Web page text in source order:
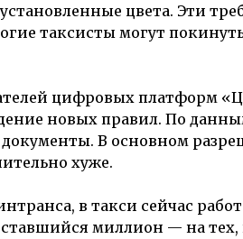
цвета. Эти
таксисты могут
цифровых платформ
новых правил. По
В основном
хуже.
в такси сейчас
миллион — на